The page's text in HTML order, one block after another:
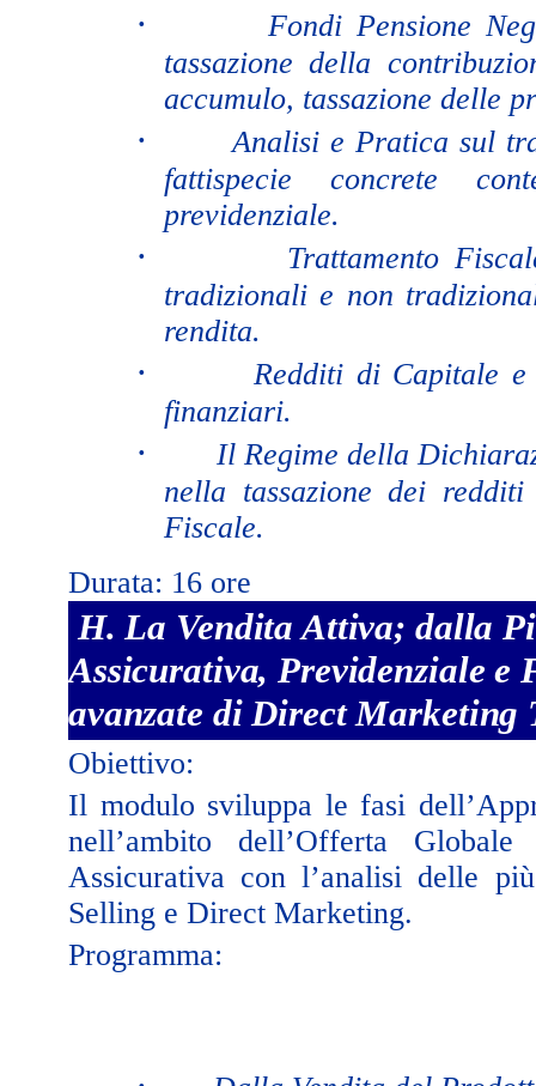
·
Fondi Pensione
tassazione della
accumulo, tassazione delle
·
Analisi e Pratica sul
fattispecie concrete
previdenziale.
·
Trattamento
tradizionali e non
rendita.
·
Redditi di Capitale
finanziari.
·
Il Regime della
nella tassazione dei
Fiscale.
Durata: 16 ore
H. La Vendita Attiva; dalla
Assicurativa, Previdenziale e
avanzate di Direct Marketing
Obiettivo:
Il modulo sviluppa le fasi
nell’ambito dell’Offerta
Assicurativa con l’analisi delle
Selling e Direct Marketing.
Programma: